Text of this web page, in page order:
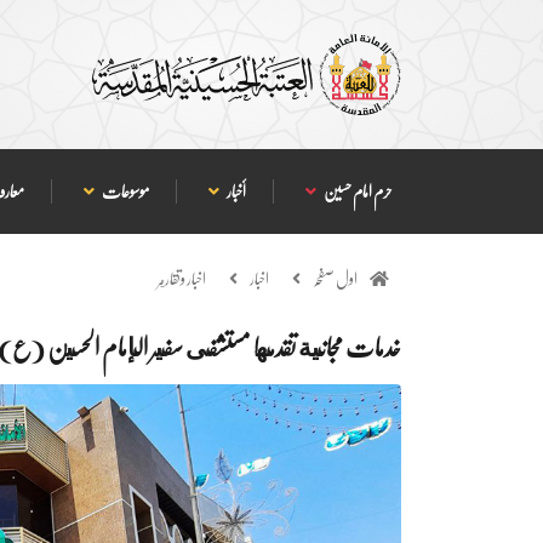
حرم امام حسین أخبار موسوعات
اول صفحہ اخبار اخبار وتقارير
خدمات مجانية تقدمها مستشفى سفير الإمام الحسين